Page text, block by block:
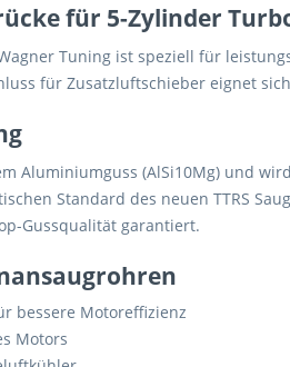
für 5-Zylinder
Tuning ist speziell für
für Zusatzluftschieber eignet
Aluminiumguss (AlSi10Mg) und
Standard des neuen TTRS
Gussqualität garantiert.
bessere Motoreffizienz
Motors